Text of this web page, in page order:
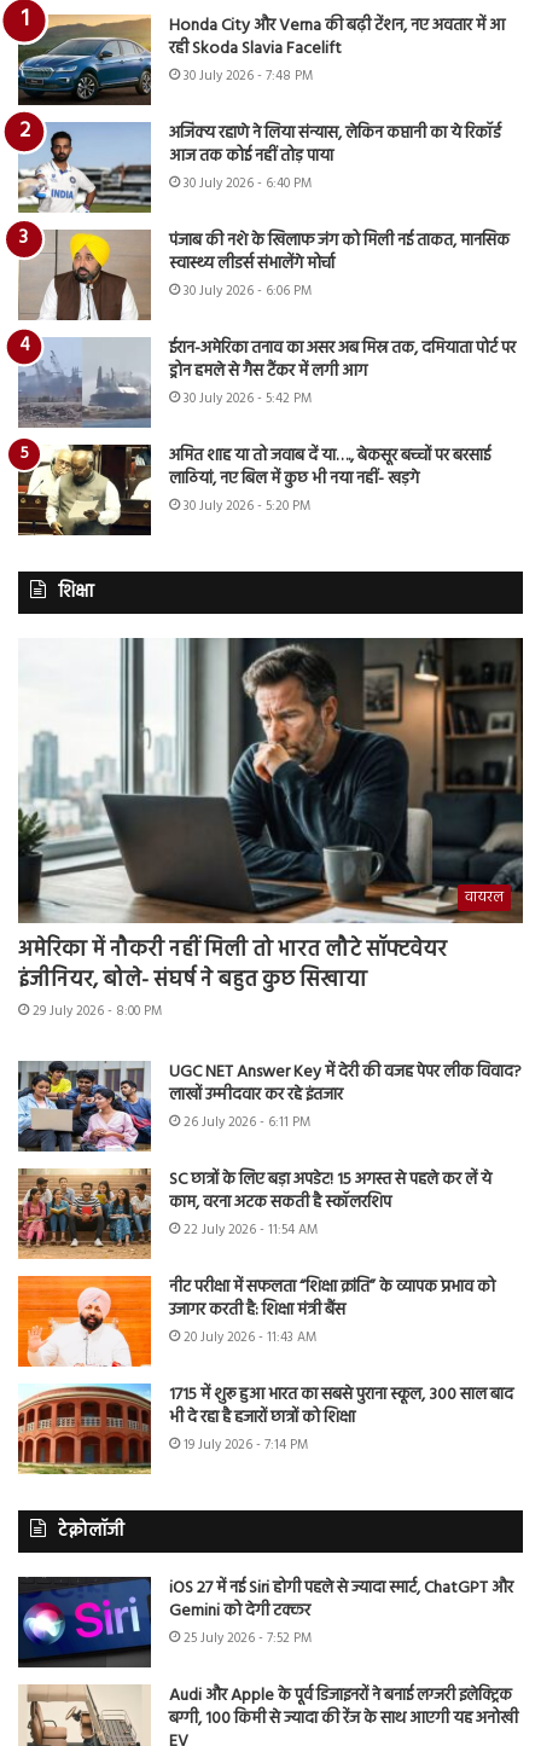
Honda City और Verna की बढ़ी टेंशन, नए अवतार में आ
रही Skoda Slavia Facelift
30 July 2026 - 7:48 PM
अजिंक्य रहाणे ने लिया संन्यास, लेकिन कप्तानी का ये रिकॉर्ड
आज तक कोई नहीं तोड़ पाया
30 July 2026 - 6:40 PM
पंजाब की नशे के खिलाफ जंग को मिली नई ताकत, मानसिक
स्वास्थ्य लीडर्स संभालेंगे मोर्चा
30 July 2026 - 6:06 PM
ईरान-अमेरिका तनाव का असर अब मिस्र तक, दमियाता पोर्ट पर
ड्रोन हमले से गैस टैंकर में लगी आग
30 July 2026 - 5:42 PM
अमित शाह या तो जवाब दें या…., बेकसूर बच्चों पर बरसाई
लाठियां, नए बिल में कुछ भी नया नहीं- खड़गे
30 July 2026 - 5:20 PM
शिक्षा
वायरल
अमेरिका में नौकरी नहीं मिली तो भारत लौटे सॉफ्टवेयर
इंजीनियर, बोले- संघर्ष ने बहुत कुछ सिखाया
29 July 2026 - 8:00 PM
UGC NET Answer Key में देरी की वजह पेपर लीक विवाद?
लाखों उम्मीदवार कर रहे इंतजार
26 July 2026 - 6:11 PM
SC छात्रों के लिए बड़ा अपडेट! 15 अगस्त से पहले कर लें ये
काम, वरना अटक सकती है स्कॉलरशिप
22 July 2026 - 11:54 AM
नीट परीक्षा में सफलता “शिक्षा क्रांति” के व्यापक प्रभाव को
उजागर करती है: शिक्षा मंत्री बैंस
20 July 2026 - 11:43 AM
1715 में शुरू हुआ भारत का सबसे पुराना स्कूल, 300 साल बाद
भी दे रहा है हजारों छात्रों को शिक्षा
19 July 2026 - 7:14 PM
टेक्नोलॉजी
iOS 27 में नई Siri होगी पहले से ज्यादा स्मार्ट, ChatGPT और
Gemini को देगी टक्कर
25 July 2026 - 7:52 PM
Audi और Apple के पूर्व डिजाइनरों ने बनाई लग्जरी इलेक्ट्रिक
बग्गी, 100 किमी से ज्यादा की रेंज के साथ आएगी यह अनोखी